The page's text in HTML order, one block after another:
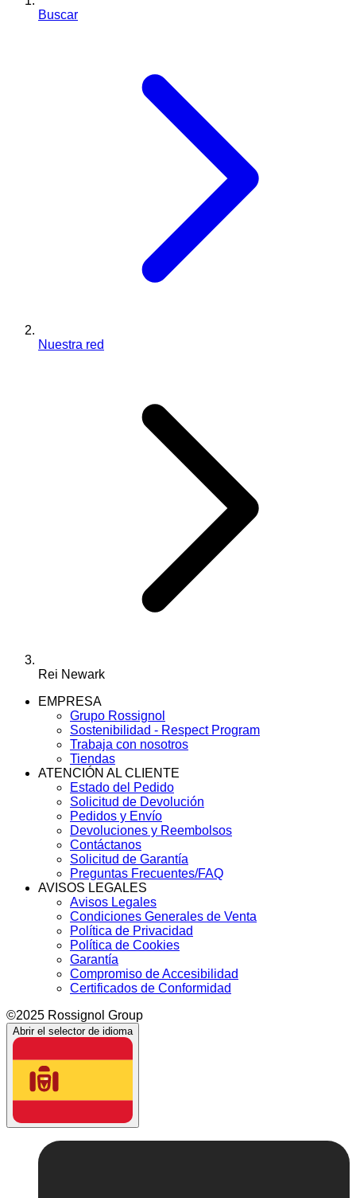
Buscar
Nuestra red
Rei Newark
EMPRESA
Grupo Rossignol
Sostenibilidad - Respect Program
Trabaja con nosotros
Tiendas
ATENCIÓN AL CLIENTE
Estado del Pedido
Solicitud de Devolución
Pedidos y Envío
Devoluciones y Reembolsos
Contáctanos
Solicitud de Garantía
Preguntas Frecuentes/FAQ
AVISOS LEGALES
Avisos Legales
Condiciones Generales de Venta
Política de Privacidad
Política de Cookies
Garantía
Compromiso de Accesibilidad
Certificados de Conformidad
©2025 Rossignol Group
Abrir el selector de idioma